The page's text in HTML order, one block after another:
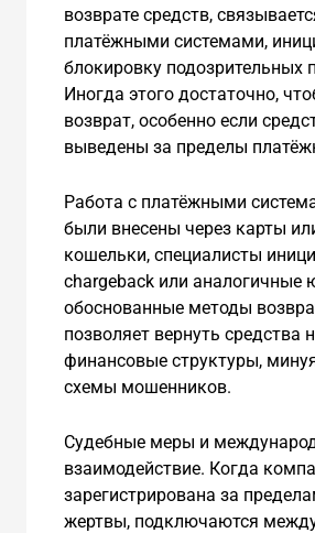
возврате средств,
платёжными системами,
блокировку подозрительных
Иногда этого достаточно,
возврат, особенно если
выведены за пределы
Работа с платёжными
были внесены через карты
кошельки, специалисты
chargeback или аналогичные
обоснованные методы
позволяет вернуть средства
финансовые структуры,
схемы мошенников.
Судебные меры и
взаимодействие. Когда
зарегистрирована за
жертвы, подключаются